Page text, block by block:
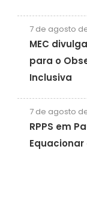
7 de agosto
MEC
para o
Inclusiva
7 de agosto
RPPS em